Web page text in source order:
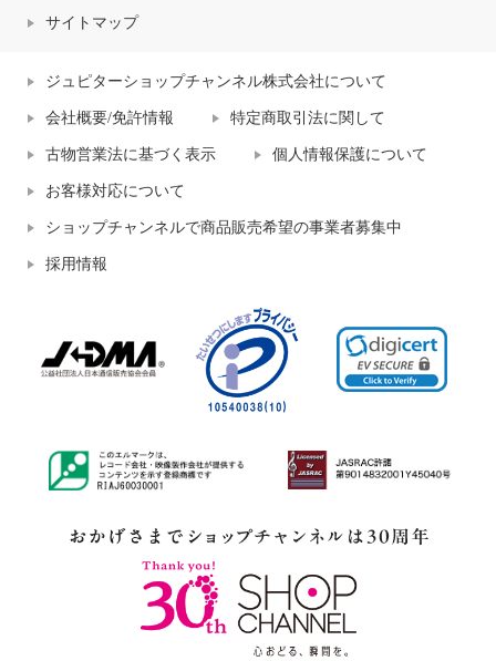
サイトマップ
ジュピターショップチャンネル株式会社について
会社概要/免許情報 特定商取引法に関して
古物営業法に基づく表示 個人情報保護について
お客様対応について
ショップチャンネルで商品販売希望の事業者募集中
採用情報